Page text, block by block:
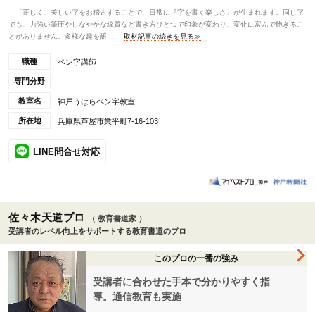
「正しく、美しい字をお稽古することで、日常に『字を書く楽しさ』が生まれます。同じ字
でも、力強い筆圧やしなやかな線質など書き方ひとつで印象が変わり、変化に富んで飽きるこ
とがありません。多様な趣を醸...
取材記事の続きを見る≫
職種 ペン字講師
専門分野
教室名 神戸うはらペン字教室
所在地 兵庫県芦屋市業平町7-16-103
LINE問合せ対応
佐々木天道プロ
（ 教育書道家 ）
受講者のレベル向上をサポートする教育書道のプロ
このプロの一番の強み
受講者に合わせた手本で分かりやすく指
導。通信教育も実施